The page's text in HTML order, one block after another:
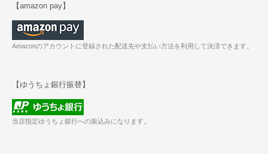
【amazon pay】
Amazonのアカウントに登録された配送先や支払い方法を利用して決済できます。
【ゆうちょ銀行振替】
当店指定ゆうちょ銀行への振込みになります。